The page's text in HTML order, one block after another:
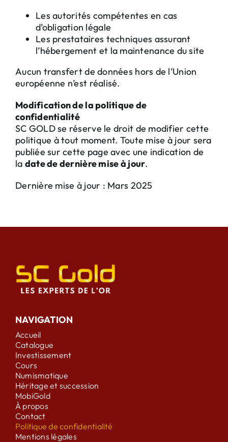
Les autorités compétentes en cas
d’obligation légale
Les prestataires techniques assurant
l’hébergement et la maintenance du site
Aucun transfert de données hors de l’Union
européenne n’est réalisé.
Modification de la politique de
confidentialité
SC GOLD se réserve le droit de modifier cette
politique à tout moment. Toute mise à jour sera
publiée sur cette page avec une indication de
la date de dernière mise à jour.
Dernière mise à jour : Mars 2025
NAVIGATION
Accueil
Catalogue
Investissement
Cours
Numismatique
Héritage et succession
MobiGold
À propos
Contact
Politique de confidentialité
Mentions légales